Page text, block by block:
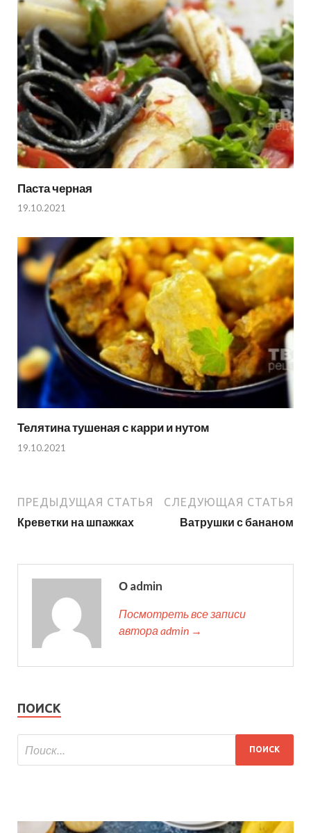
Паста черная
19.10.2021
Телятина тушеная с карри и нутом
19.10.2021
ПРЕДЫДУЩАЯ СТАТЬЯ
Креветки на шпажках
СЛЕДУЮЩАЯ СТАТЬЯ
Ватрушки с бананом
О admin
Посмотреть все записи
автора admin →
ПОИСК